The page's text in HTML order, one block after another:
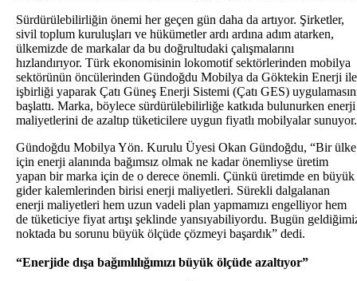
Sürdürülebilirliğin önemi her geçen gün daha da artıyor. Şirketler,
sivil toplum kuruluşları ve hükümetler ardı ardına adım atarken,
ülkemizde de markalar da bu doğrultudaki çalışmalarını
hızlandırıyor. Türk ekonomisinin lokomotif sektörlerinden mobilya
sektörünün öncülerinden Gündoğdu Mobilya da Göktekin Enerji ile
işbirliği yaparak Çatı Güneş Enerji Sistemi (Çatı GES)
başlattı. Marka, böylece sürdürülebilirliğe katkıda bulunurken enerji
maliyetlerini de azaltıp tüketicilere uygun fiyatlı mobilyalar sunuyor.
Gündoğdu Mobilya Yön. Kurulu Üyesi Okan Gündoğdu, “Bir ülke
için enerji alanında bağımsız olmak ne kadar önemliyse üretim
yapan bir marka için de o derece önemli. Çünkü üretimde en büyük
gider kalemlerinden birisi enerji maliyetleri. Sürekli dalgalanan
enerji maliyetleri hem uzun vadeli plan yapmamızı engelliyor hem
de tüketiciye fiyat artışı şeklinde yansıyabiliyordu. Bugün
noktada bu sorunu büyük ölçüde çözmeyi başardık” dedi.
“Enerjide dışa bağımlılığımızı büyük ölçüde azaltıyor”